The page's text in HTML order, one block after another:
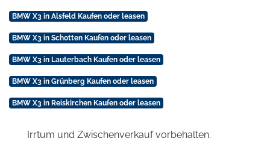
BMW X3 in Alsfeld Kaufen oder leasen
BMW X3 in Schotten Kaufen oder leasen
BMW X3 in Lauterbach Kaufen oder leasen
BMW X3 in Grünberg Kaufen oder leasen
BMW X3 in Reiskirchen Kaufen oder leasen
Irrtum und Zwischenverkauf vorbehalten.